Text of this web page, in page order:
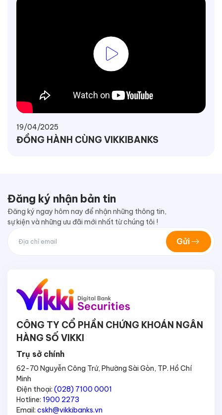
19/04/2025
ĐỒNG HÀNH CÙNG VIKKIBANKS
Đăng ký nhận bản tin
Đăng ký ngay hôm nay để nhận những thông tin,
sự kiện và những ưu đãi mới nhất từ chúng tôi !
Gửi
CÔNG TY CỔ PHẦN CHỨNG KHOÁN NGÂN
HÀNG SỐ VIKKI
Trụ sở chính
62-70 Nguyễn Công Trứ, Phường Sài Gòn, TP. Hồ Chí
Minh
Điện thoại: (028) 7100 0001
Hotline: 1900 2273
Email: cskh@vikkibanks.vn